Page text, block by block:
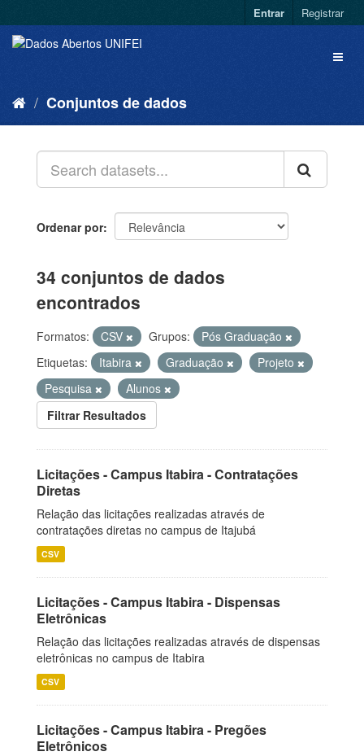
Entrar Registrar
Conjuntos de dados
Ordenar por
34 conjuntos de dados
encontrados
Formatos: CSV Grupos:
Pós Graduação
Etiquetas:
Itabira Graduação
Projeto
Pesquisa
Alunos
Filtrar Resultados
Licitações - Campus Itabira - Contratações
Diretas
Relação das licitações realizadas através de
contratações diretas no campus de Itajubá
CSV
Licitações - Campus Itabira - Dispensas
Eletrônicas
Relação das licitações realizadas através de dispensas
eletrônicas no campus de Itabira
CSV
Licitações - Campus Itabira - Pregões
Eletrônicos